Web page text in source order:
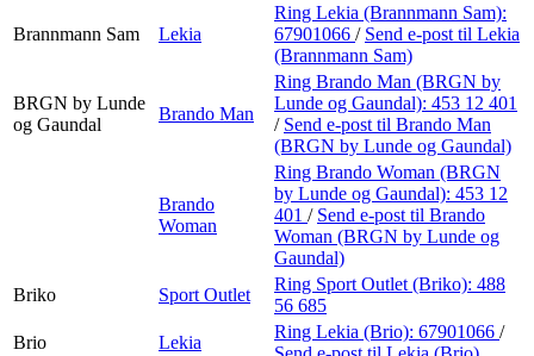
Brannmann Sam Lekia
Ring Lekia (Brannmann Sam):
67901066 / Send e-post til Lekia
(Brannmann Sam)
BRGN by Lunde
og Gaundal
Brando Man
Ring Brando Man (BRGN by
Lunde og Gaundal): 453 12 401
/ Send e-post til Brando Man
(BRGN by Lunde og Gaundal)
Brando
Woman
Ring Brando Woman (BRGN
by Lunde og Gaundal): 453 12
401 / Send e-post til Brando
Woman (BRGN by Lunde og
Gaundal)
Briko
Sport Outlet
Ring Sport Outlet (Briko): 488
56 685
Brio
Lekia
Ring Lekia (Brio): 67901066 /